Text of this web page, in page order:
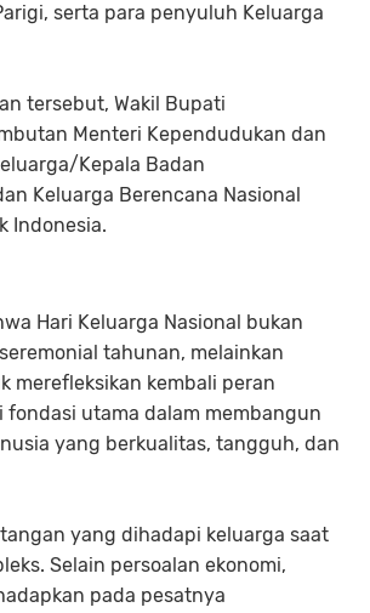
serta para penyuluh Keluarga
tersebut, Wakil Bupati
Menteri Kependudukan dan
Kepala Badan
Keluarga Berencana Nasional
Indonesia.
Hari Keluarga Nasional bukan
tahunan, melainkan
merefleksikan kembali peran
fondasi utama dalam membangun
yang berkualitas, tangguh, dan
yang dihadapi keluarga saat
Selain persoalan ekonomi,
pada pesatnya